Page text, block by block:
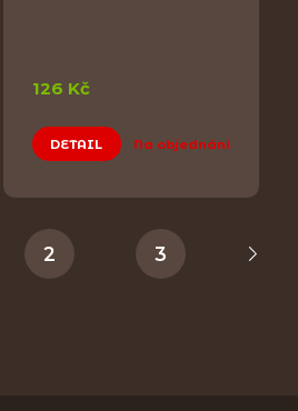
126 Kč
DETAIL Na objednání
2 3